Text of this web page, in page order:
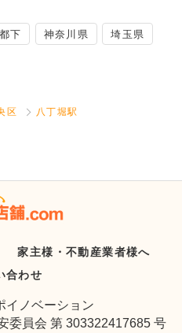
下 神奈川県 埼玉県
区 八丁堀駅
家主様・不動産業者様へ
合わせ
イノベーション
委員会 第 303322417685 号